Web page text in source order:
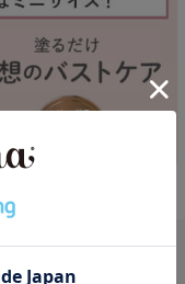
ついて
公式オンラインスト